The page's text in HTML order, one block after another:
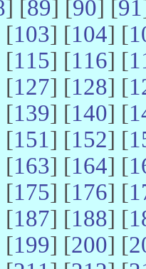
] [89] [90] [91
[103] [104] [
[115] [116] [
[127] [128] [
[139] [140] [
[151] [152] [
[163] [164] [
[175] [176] [
[187] [188] [
[199] [200] [